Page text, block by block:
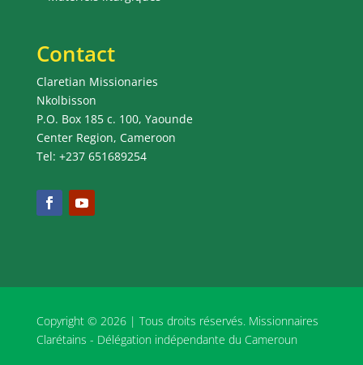
Contact
Claretian Missionaries
Nkolbisson
P.O. Box 185 c. 100, Yaounde
Center Region, Cameroon
Tel: +237 651689254
Copyright © 2026 | Tous droits réservés. Missionnaires
Clarétains - Délégation indépendante du Cameroun